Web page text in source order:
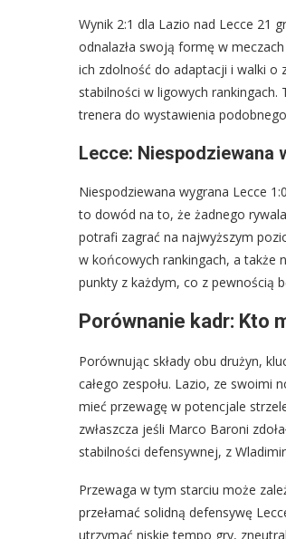
Wynik 2:1 dla Lazio nad Lecce 21
odnalazła swoją formę w
ich zdolność do adaptacji i walki o
stabilności w ligowych rankingach.
trenera do wystawienia
Lecce: Niespodziewana
Niespodziewana wygrana Lecce
to dowód na to, że żadnego
potrafi zagrać na najwyższym
w końcowych rankingach, a także
punkty z każdym, co z pewnością
Porównanie kadr: Kto
Porównując składy obu drużyn,
całego zespołu. Lazio, ze swoimi
mieć przewagę w potencjale
zwłaszcza jeśli Marco Baroni
stabilności defensywnej, z
Przewaga w tym starciu może
przełamać solidną defensywę
utrzymać niskie tempo gry,